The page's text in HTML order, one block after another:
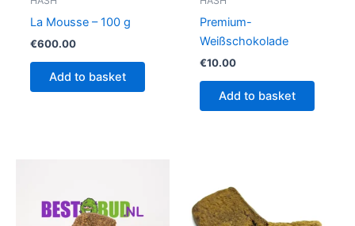
La Mousse – 100 g
€600.00
Add to basket
Premium-
Weißschokolade
€10.00
Add to basket